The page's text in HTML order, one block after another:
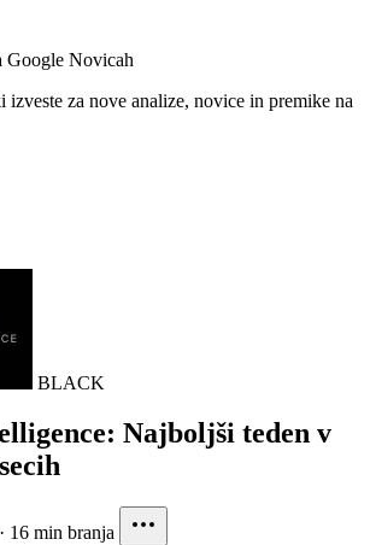
Google Novicah
za nove analize, novice in premike na
BLACK
Najboljši teden v
· 16 min branja